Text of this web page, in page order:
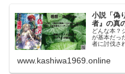
小説「偽
者』の真
どんな本？
が基本だっ
者に討伐さ
る彼をパー
www.kashiwa1969.online